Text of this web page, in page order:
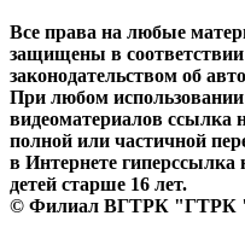
Все права на любые
защищены в
законодательством об
При любом
видеоматериалов ссылка
полной или частичной
в Интернете гиперссылка
детей старше 16 лет.
© Филиал ВГТРК "ГТРК